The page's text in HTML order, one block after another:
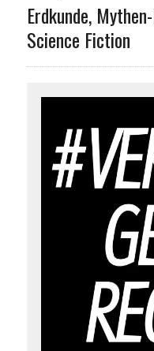
Erdkunde,
Science Fiction